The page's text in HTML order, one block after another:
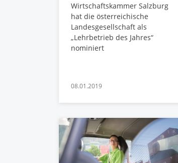
Wirtschaftskammer Salzburg
hat die österreichische
Landesgesellschaft als
„Lehrbetrieb des Jahres“
nominiert
08.01.2019